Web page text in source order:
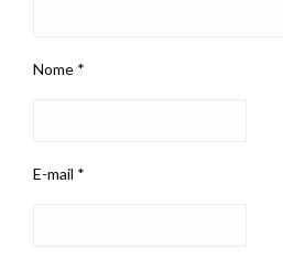
Nome *
E-mail *